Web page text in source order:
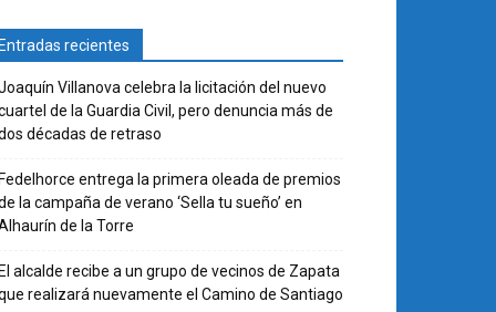
recientes
Villanova celebra la licitación del nuevo
de la Guardia Civil, pero denuncia más de
décadas de retraso
entrega la primera oleada de premios
la campaña de verano ‘Sella tu sueño’ en
de la Torre
alcalde recibe a un grupo de vecinos de Zapata
realizará nuevamente el Camino de Santiago